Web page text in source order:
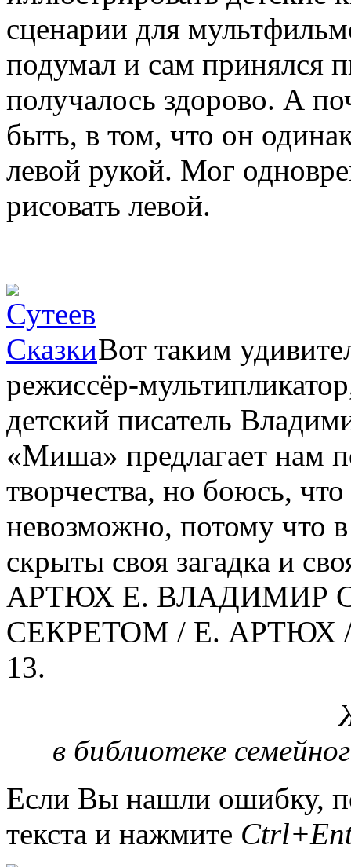
сценарии для
подумал и сам принялся
получалось здорово. А
быть, в том, что он
левой рукой. Мог
рисовать левой.
Вот таким
режиссёр-
детский писатель
«Миша» предлагает нам
творчества, но боюсь, что
невозможно, потому что
скрыты своя загадка и
АРТЮХ Е. ВЛАДИМИР
СЕКРЕТОМ / Е. АРТЮХ
13.
в библиотеке
Если Вы нашли ошибку,
текста и нажмите